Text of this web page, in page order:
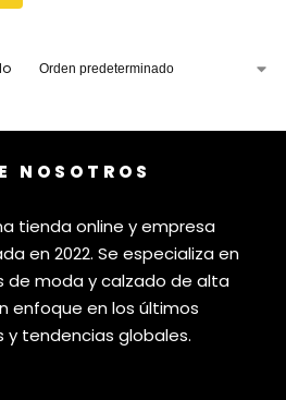
NOSOTROS
tienda online y empresa
en 2022. Se especializa en
de moda y calzado de alta
enfoque en los últimos
y tendencias globales.